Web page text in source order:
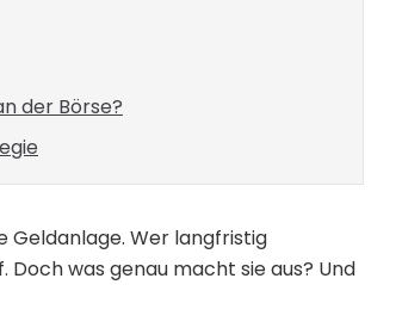
der Börse?
Geldanlage. Wer langfristig
was genau macht sie aus? Und